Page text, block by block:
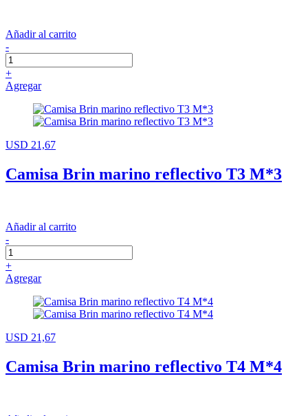
Añadir al carrito
-
+
Agregar
USD 21,67
Camisa Brin marino reflectivo T3 M*3
Añadir al carrito
-
+
Agregar
USD 21,67
Camisa Brin marino reflectivo T4 M*4